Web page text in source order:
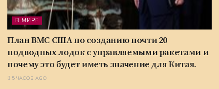
В МИРЕ
План ВМС США по созданию почти 20
подводных лодок с управляемыми ракетами и
почему это будет иметь значение для Китая.
5 ЧАСОВ AGO